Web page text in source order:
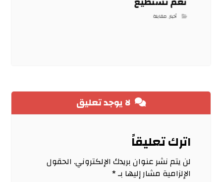
أخبار,مقابلة
لا يوجد تعليق
اترك تعليقاً
لن يتم نشر عنوان بريدك الإلكتروني. الحقول
الإلزامية مشار إليها بـ*